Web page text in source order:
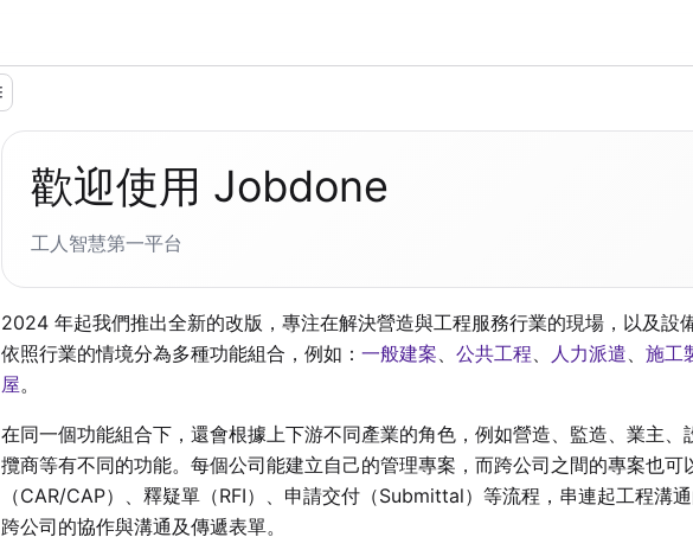
歡迎使用 Jobdone
工人智慧第一平台
2024 年起我們推出全新的改版，專注在解決營造與工程服務行業的現場，以及設
依照行業的情境分為多種功能組合，例如：一般建案 、公共工程 人力派遣 、施工
屋。
在同一個功能組合下，還會根據上下游不同產業的角色，例如營造、監造、業主、
攬商等有不同的功能。每個公司能建立自己的管理專案，而跨公司之間的專案也可
（CAR/CAP）、釋疑單（RFI）、申請交付（Submittal）等流程，串連起工程溝
跨公司的協作與溝通及傳遞表單。